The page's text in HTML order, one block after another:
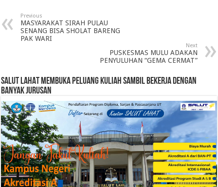
Previous
MASYARAKAT SIRAH PULAU
SENANG BISA SHOLAT BARENG
PAK WARI
Next
PUSKESMAS MULU ADAKAN
PENYULUHAN “GEMA CERMAT”
SALUT LAHAT MEMBUKA PELUANG KULIAH SAMBIL BEKERJA DENGAN
BANYAK JURUSAN